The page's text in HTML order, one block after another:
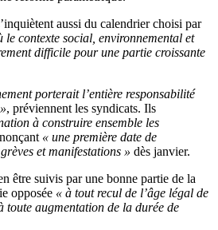
aussi du calendrier choisi par
le contexte social, environnemental et
difficile pour une partie croissante
porterait l’entière responsabilité
, préviennent les syndicats. Ils
à construire ensemble les
« une première date de
et manifestations » dès janvier.
être suivis par une bonne partie de la
opposée « à tout recul de l’âge légal de
toute augmentation de la durée de